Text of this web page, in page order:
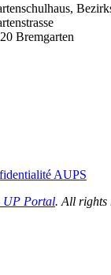
Bremgarten
AUPS
UP Portal. All rights